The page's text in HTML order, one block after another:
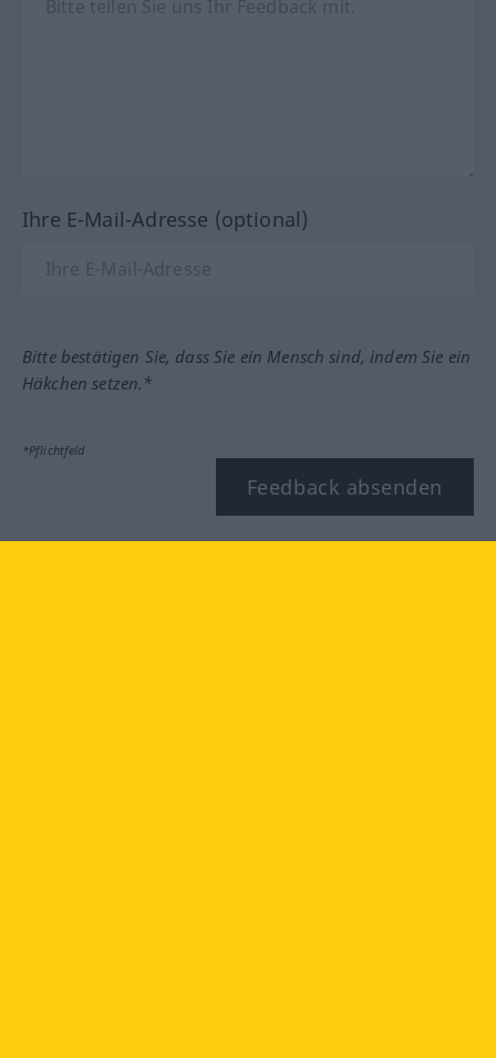
Ihre E-Mail-Adresse (optional)
Bitte bestätigen Sie, dass Sie ein Mensch sind, indem Sie ein
Häkchen setzen.*
*Pflichtfeld
Feedback absenden